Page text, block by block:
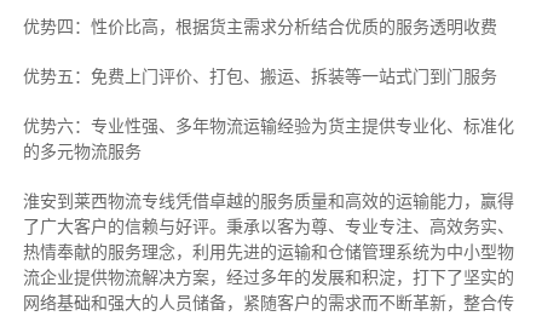
优势四：性价比高，根据货主需求分析结合优质的服务透明收费
优势五：免费上门评价、打包、搬运、拆装等一站式门到门服务
优势六：专业性强、多年物流运输经验为货主提供专业化、标准化
的多元物流服务
淮安到莱西物流专线凭借卓越的服务质量和高效的运输能力，赢得
了广大客户的信赖与好评。 秉承以客为尊、专业专注、高效务实、
热情奉献的服务理念，利用先进的运输和仓储管理系统为中小型物
流企业提供物流解决方案，经过多年的发展和积淀，打下了坚实的
网络基础和强大的人员储备，紧随客户的需求而不断革新，整合传